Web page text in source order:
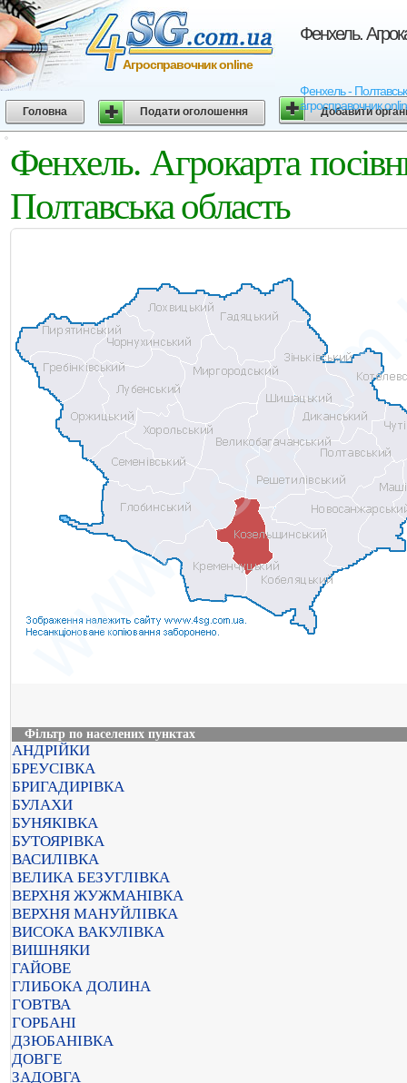
Фенхель.
Фенхель -
агросправочник
Агросправочник online
Головна Подати оголошення Добавити
Фенхель. Агрокарта
Полтавська область
Фільтр по населених пунктах
АНДРІЙКИ
БРЕУСІВКА
БРИГАДИРІВКА
БУЛАХИ
БУНЯКІВКА
БУТОЯРІВКА
ВАСИЛІВКА
ВЕЛИКА БЕЗУГЛІВКА
ВЕРХНЯ ЖУЖМАНІВКА
ВЕРХНЯ МАНУЙЛІВКА
ВИСОКА ВАКУЛІВКА
ВИШНЯКИ
ГАЙОВЕ
ГЛИБОКА ДОЛИНА
ГОВТВА
ГОРБАНІ
ДЗЮБАНІВКА
ДОВГЕ
ЗАДОВГА